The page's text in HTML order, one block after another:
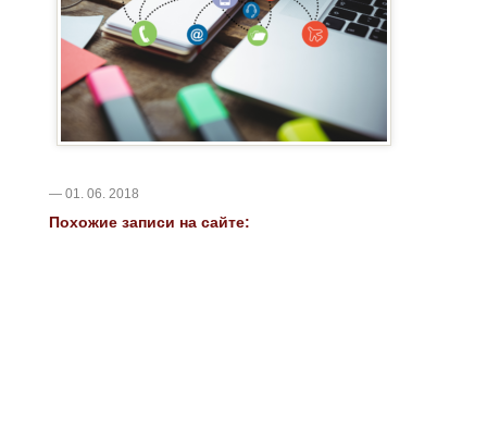
— 01. 06. 2018
Похожие записи на сайте: